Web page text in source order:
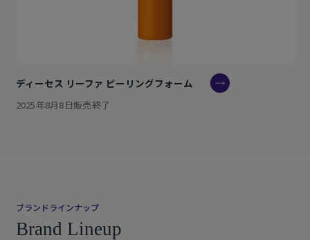
ディーセス リーファ ピーリングフォーム
2025年8月8日販売終了
ブランドラインナップ
Brand Lineup